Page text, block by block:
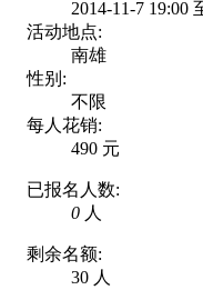
2014-11-7 19:00
活动地点:
南雄
性别:
不限
每人花销:
490 元
已报名人数:
0 人
剩余名额:
30 人